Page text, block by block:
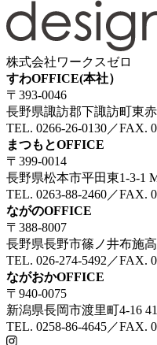
株式会社ワークスゼロ
すわOFFICE(本社）
〒393-0046
長野県諏訪郡下諏訪町東
TEL. 0266-26-0130／FAX.
まつもとOFFICE
〒399-0014
長野県松本市平田東1-3-1
TEL. 0263-88-2460／FAX.
ながのOFFICE
〒388-8007
長野県長野市篠ノ井布施
TEL. 026-274-5492／FAX.
ながおかOFFICE
〒940-0075
新潟県長岡市渡里町4-16
TEL. 0258-86-4645／FAX.